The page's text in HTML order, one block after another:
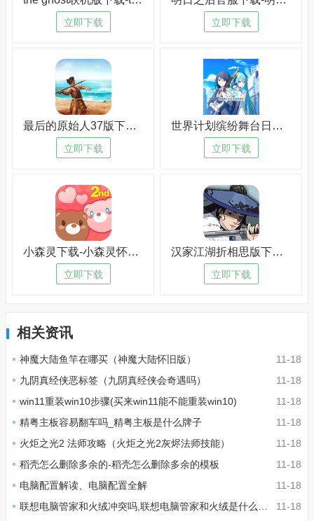
立即下载 立即下载
最后的原始人37版下载-最后的原始人37版免安装v5.8.2
立即下载
世界计划缤纷舞台日服最新版下载-世界计划缤纷舞台日服最新版手机版v5.9.5
立即下载
小森灵下载-小森灵怀旧版v4.8.6
立即下载
汉家江湖折相思版下载-汉家江湖折相思版免费版v8.7.6
立即下载
相关资讯
11-18
神魔大陆鱼竿在哪买（神魔大陆怀旧版）
11-18
九阴真经侠恶标签（九阴真经侠会奇遇吗）
11-18
win11重装win10步骤(买来win11能不能重装win10)
11-18
精粤主板容易翻车吗_精粤主板是什么牌子
11-18
火炬之光2 法师攻略（火炬之光2灰烬法师技能）
11-18
稻壳怎么删除多余的-稻壳怎么删除多余的模板
11-18
电脑配置解读、电脑配置全解
11-18
联想电脑管家和火绒冲突吗,联想电脑管家和火绒是什么关系